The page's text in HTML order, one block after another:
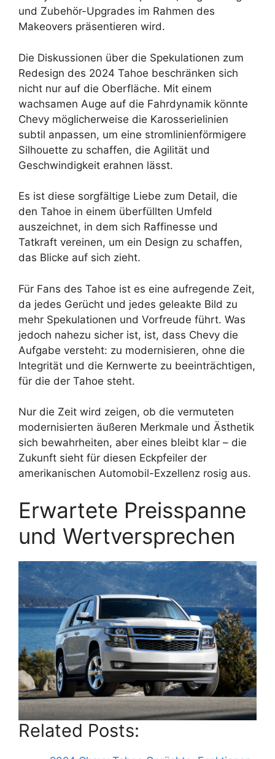
und Zubehör-Upgrades im Rahmen des
Makeovers präsentieren wird.
Die Diskussionen über die Spekulationen zum
Redesign des 2024 Tahoe beschränken sich
nicht nur auf die Oberfläche. Mit einem
wachsamen Auge auf die Fahrdynamik könnte
Chevy möglicherweise die Karosserielinien
subtil anpassen, um eine stromlinienförmigere
Silhouette zu schaffen, die Agilität und
Geschwindigkeit erahnen lässt.
Es ist diese sorgfältige Liebe zum Detail, die
den Tahoe in einem überfüllten Umfeld
auszeichnet, in dem sich Raffinesse und
Tatkraft vereinen, um ein Design zu schaffen,
das Blicke auf sich zieht.
Für Fans des Tahoe ist es eine aufregende Zeit,
da jedes Gerücht und jedes geleakte Bild zu
mehr Spekulationen und Vorfreude führt. Was
jedoch nahezu sicher ist, ist, dass Chevy die
Aufgabe versteht: zu modernisieren, ohne die
Integrität und die Kernwerte zu beeinträchtigen,
für die der Tahoe steht.
Nur die Zeit wird zeigen, ob die vermuteten
modernisierten äußeren Merkmale und Ästhetik
sich bewahrheiten, aber eines bleibt klar – die
Zukunft sieht für diesen Eckpfeiler der
amerikanischen Automobil-Exzellenz rosig aus.
Erwartete Preisspanne
und Wertversprechen
Related Posts: